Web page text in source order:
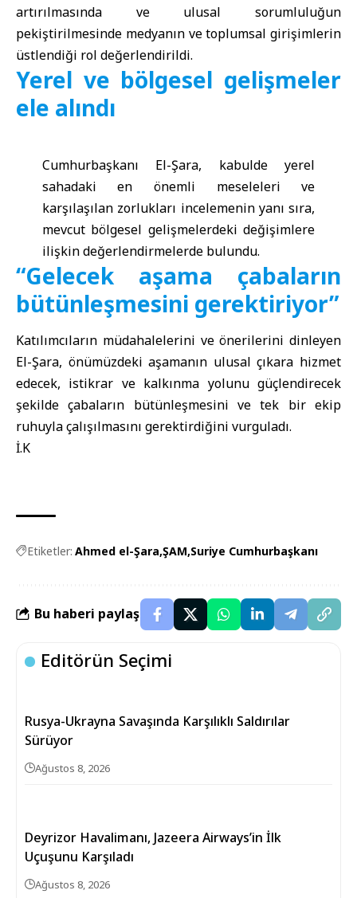
artırılmasında ve ulusal sorumluluğun
pekiştirilmesinde medyanın ve toplumsal girişimlerin
üstlendiği rol değerlendirildi.
Yerel ve bölgesel gelişmeler
ele alındı
Cumhurbaşkanı El-Şara, kabulde yerel
sahadaki en önemli meseleleri ve
karşılaşılan zorlukları incelemenin yanı sıra,
mevcut bölgesel gelişmelerdeki değişimlere
ilişkin değerlendirmelerde bulundu.
“Gelecek aşama çabaların
bütünleşmesini gerektiriyor”
Katılımcıların müdahalelerini ve önerilerini dinleyen
El-Şara, önümüzdeki aşamanın ulusal çıkara hizmet
edecek, istikrar ve kalkınma yolunu güçlendirecek
şekilde çabaların bütünleşmesini ve tek bir ekip
ruhuyla çalışılmasını gerektirdiğini vurguladı.
İ.K
Etiketler: Ahmed el-Şara ŞAM Suriye Cumhurbaşkanı
Bu haberi paylaş
Editörün Seçimi
Rusya-Ukrayna Savaşında Karşılıklı Saldırılar
Sürüyor
Ağustos 8, 2026
Deyrizor Havalimanı, Jazeera Airways’in İlk
Uçuşunu Karşıladı
Ağustos 8, 2026